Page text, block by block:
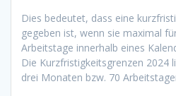
Dies bedeutet, dass eine
gegeben ist, wenn sie maximal
Arbeitstage innerhalb eines
Die Kurzfristigkeitsgrenzen 2024
drei Monaten bzw. 70